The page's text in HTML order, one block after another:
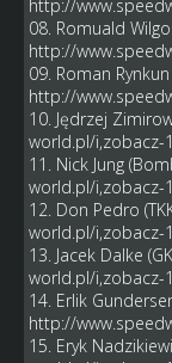
http://
08. Romuald
http://
09. Roman
http://
10. Jędrzej
world.pl/i,zobacz-
11. Nick Jung
world.pl/i,zobacz-
12. Don Pedro
world.pl/i,zobacz-
13. Jacek Dalke
world.pl/i,zobacz-
14. Erlik
http://
15. Eryk